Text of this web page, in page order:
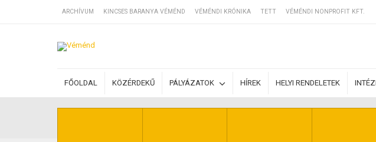
ARCHÍVUM KINCSES BARANYA VÉMÉND VÉMÉNDI KRÓNIKA TETT VÉMÉNDI NONPROFIT KFT.
FŐOLDAL KÖZÉRDEKŰ PÁLYÁZATOK HÍREK HELYI RENDELETEK
SZÁLLÁSOK
BEJEGYZÉSEK